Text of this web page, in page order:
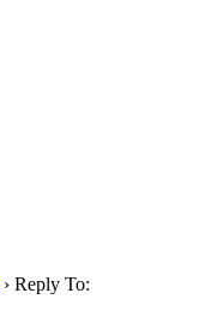
› Reply To: